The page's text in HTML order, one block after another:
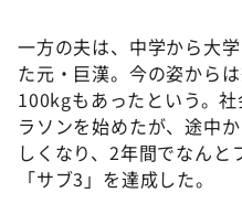
一方の夫は、中学から大
た元・巨漢。今の姿から
100kgもあったという。
ラソンを始めたが、途中
しくなり、2年間でなんと
「サブ3」を達成した。